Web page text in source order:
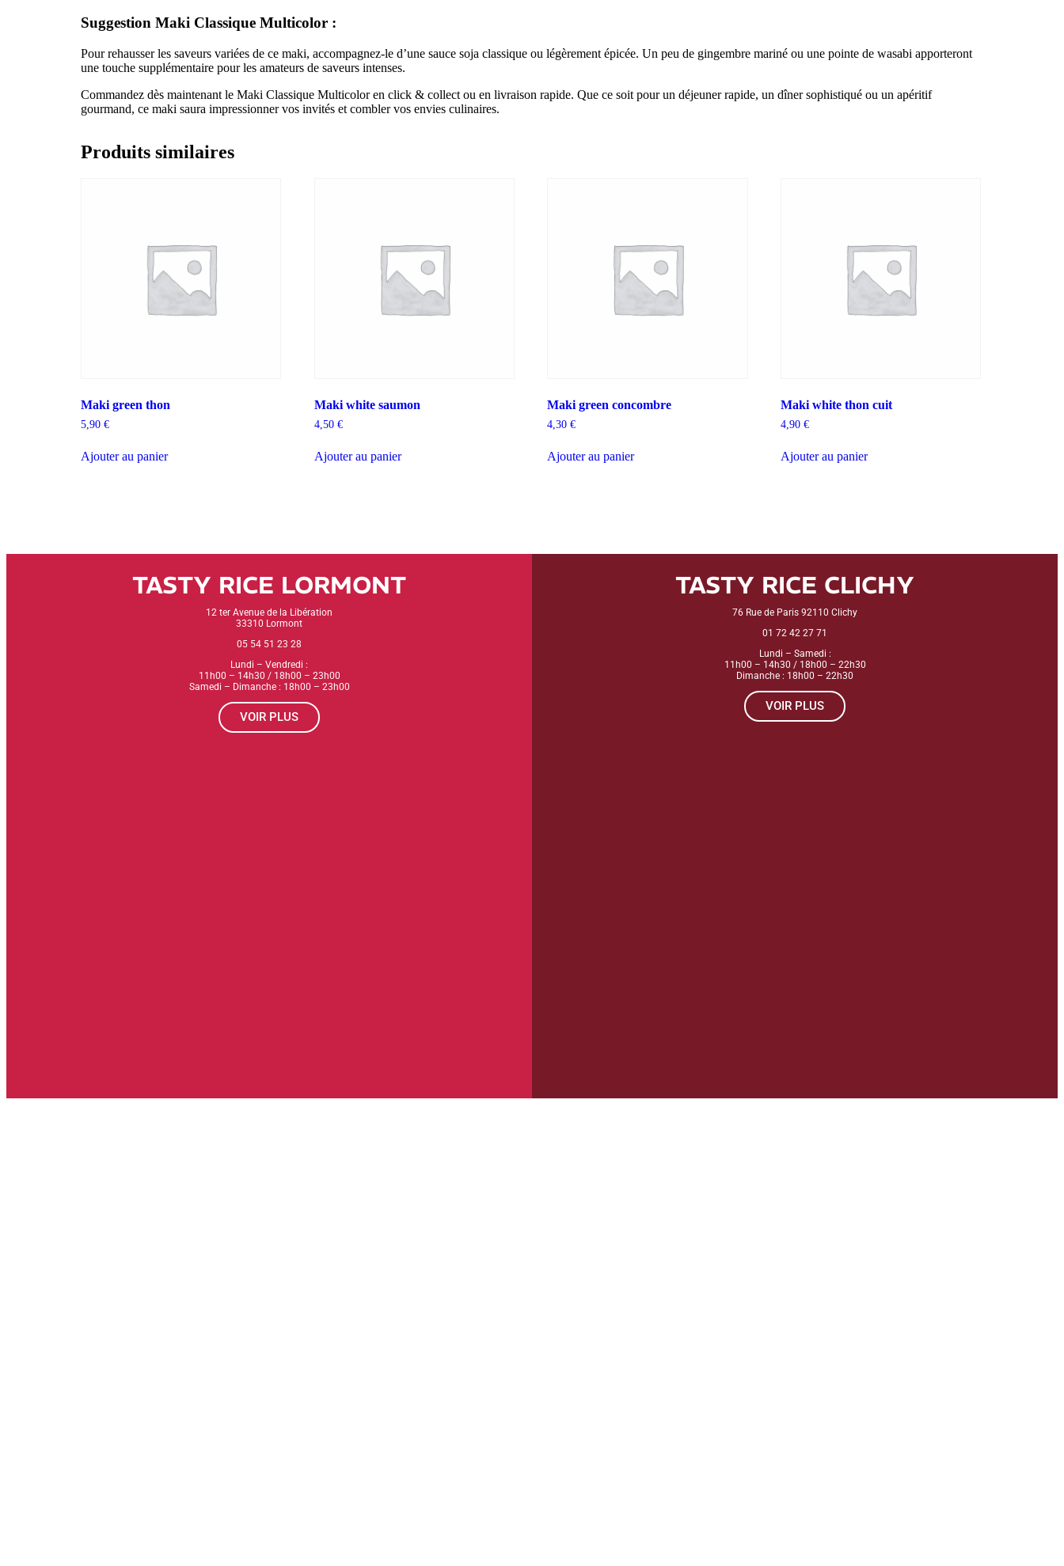
Suggestion Maki Classique Multicolor :
Pour rehausser les saveurs variées de ce maki, accompagnez-le d’une sauce soja classique ou légèrement épicée. Un peu de gingembre mariné ou une pointe de wasabi apporteront
une touche supplémentaire pour les amateurs de saveurs intenses.
Commandez dès maintenant le Maki Classique Multicolor en click & collect ou en livraison rapide. Que ce soit pour un déjeuner rapide, un dîner sophistiqué ou un apéritif
gourmand, ce maki saura impressionner vos invités et combler vos envies culinaires.
Produits similaires
Maki green thon
5,90 €
Ajouter au panier
Maki white saumon
4,50 €
Ajouter au panier
Maki green concombre
4,30€
Ajouter au panier
Maki white thon cuit
4,90€
Ajouter au panier
TASTY RICE LORMONT
12 ter Avenue de la Libération
33310 Lormont
05 54 51 23 28
Lundi – Vendredi :
11h00 – 14h30 / 18h00 – 23h00
Samedi – Dimanche : 18h00 – 23h00
VOIR PLUS
TASTY RICE CLICHY
76 Rue de Paris 92110 Clichy
01 72 42 27 71
Lundi – Samedi :
11h00 – 14h30 / 18h00 – 22h30
Dimanche : 18h00 – 22h30
VOIR PLUS